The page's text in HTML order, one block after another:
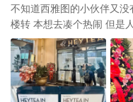
不知道西雅图的小伙伴又
楼转 本想去凑个热闹 但是人太多直
一 ✅ 四到七天 买一第二杯半
内还有温哥华都喝过 还是
棚的劲儿过了再去打卡啦